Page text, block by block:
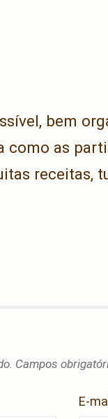
bem
como as
receitas,
Campos
E-